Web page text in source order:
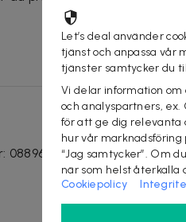
: 08896870
Let’s deal använder
tjänst och anpassa vår
tjänster samtycker du
Vi delar information
och analyspartners, ex.
för att ge dig relevanta
hur vår
“Jag samtycker”. Om
när som helst återkalla
Cookiepolicy